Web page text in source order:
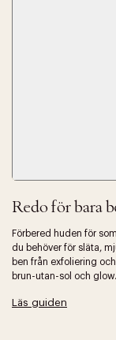
Redo för bara
Förbered huden för
du behöver för släta,
ben från exfoliering
brun-utan-sol och glow.
Läs guiden